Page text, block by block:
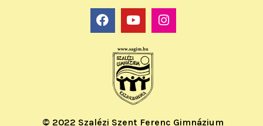
© 2022 Szalézi Szent Ferenc Gimnázium